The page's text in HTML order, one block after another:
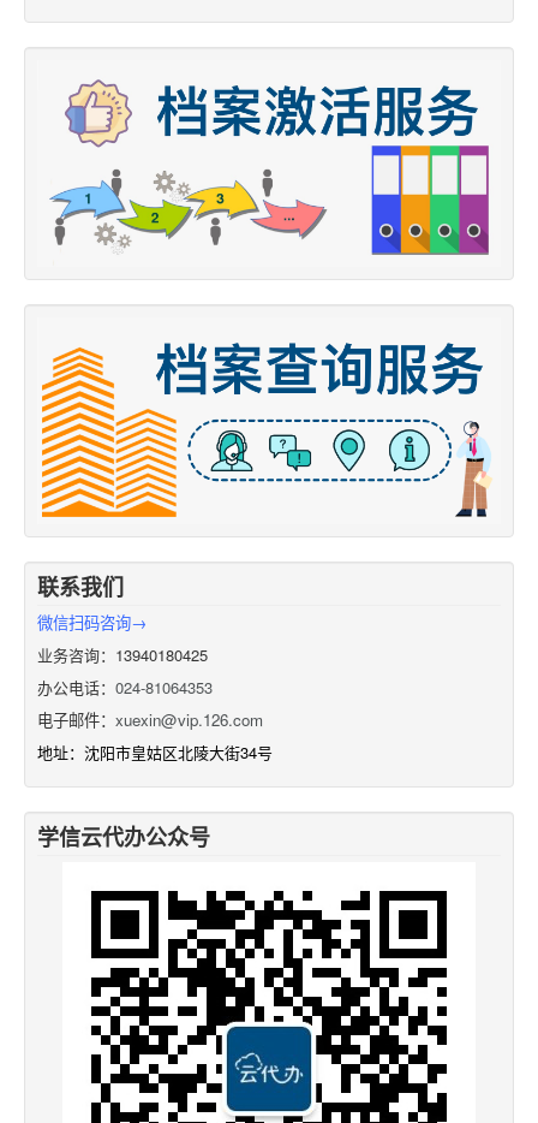
联系我们
微信扫码咨询→
业务咨询：13940180425
办公电话： 024-81064353
电子邮件： xuexin@vip.126.com
地址：沈阳市皇姑区北陵大街34号
学信云代办公众号